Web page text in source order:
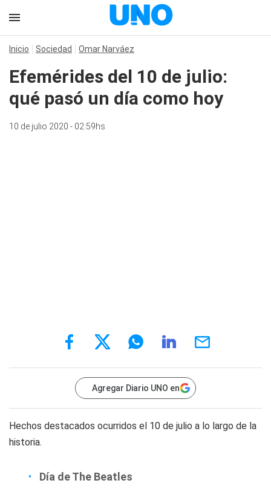
Inicio Sociedad Omar Narváez
Efemérides del 10 de julio:
qué pasó un día como hoy
10 de julio 2020 - 02:59hs
Agregar Diario UNO en
Hechos destacados ocurridos el 10 de julio a lo largo de la
historia.
Día de The Beatles